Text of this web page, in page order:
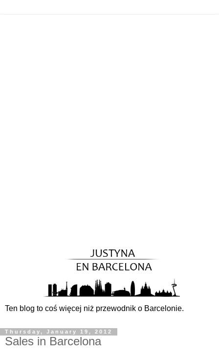
Ten blog to coś więcej niż przewodnik o Barcelonie.
Thursday, January 19, 2012
Sales in Barcelona